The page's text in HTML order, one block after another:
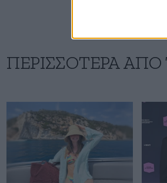
ΠΕΡΙΣΣΟΤΕΡΑ ΑΠΟ